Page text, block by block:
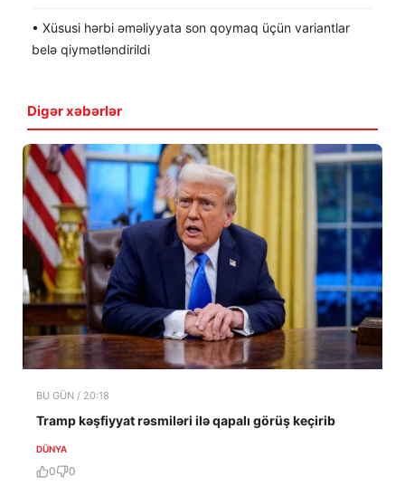
• Xüsusi hərbi əməliyyata son qoymaq üçün variantlar
belə qiymətləndirildi
Digər xəbərlər
BU GÜN / 20:18
Tramp kəşfiyyat rəsmiləri ilə qapalı görüş keçirib
DÜNYA
0 0